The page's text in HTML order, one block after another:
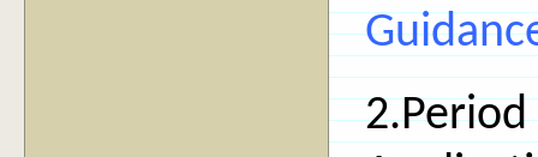
2.Period